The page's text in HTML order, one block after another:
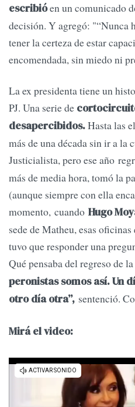
escribióen un comunicado
decisión. Y agregó: "“Nunca
tener la certeza de estar
encomendada, sin miedo ni
La ex presidenta tiene un
PJ. Una serie de
desapercibidos.Hasta las
más de una década sin ir a la
Justicialista, pero ese año
más de media hora, tomó la
(aunque siempre con ella
momento, cuando Hugo
sede de Matheu, esas
tuvo que responder una
Qué pensaba del regreso de
peronistas somos así. Un
otro día otra”, sentenció.
Mirá el video: